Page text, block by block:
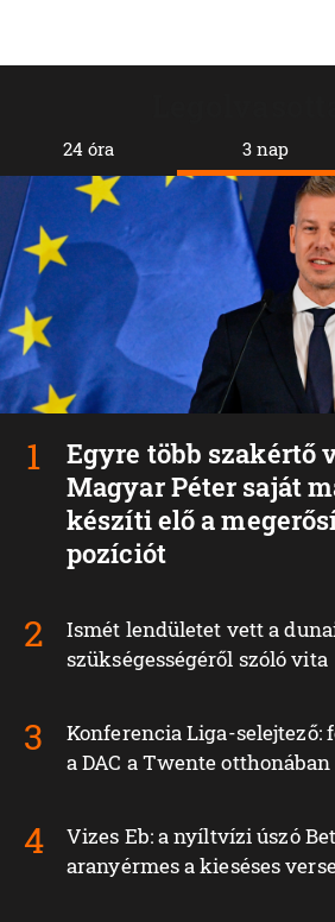
24 óra 3 nap
Egyre több szakértő
Magyar Péter saját
készíti elő a
pozíciót
Ismét lendületet vett a
szükségességéről szóló vita
Konferencia Liga-selejtező:
a DAC a Twente otthonában
Vizes Eb: a nyíltvízi úszó
aranyérmes a kieséses